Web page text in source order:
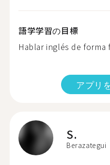
語学学習の目標
Hablar inglés de forma
アプリ
S.
Berazategui